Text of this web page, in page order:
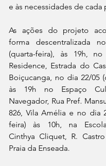
e às necessidades de cada
As ações do projeto
forma descentralizada
(quarta-feira), às 19h,
Residence, Estrada do
Boiçucanga, no dia 22/05
às 19h no Espaço
Navegador, Rua Pref.
826, Vila Amélia e no dia
feira) às 10h, na
Cinthya Cliquet,
R.
Praia da Enseada.